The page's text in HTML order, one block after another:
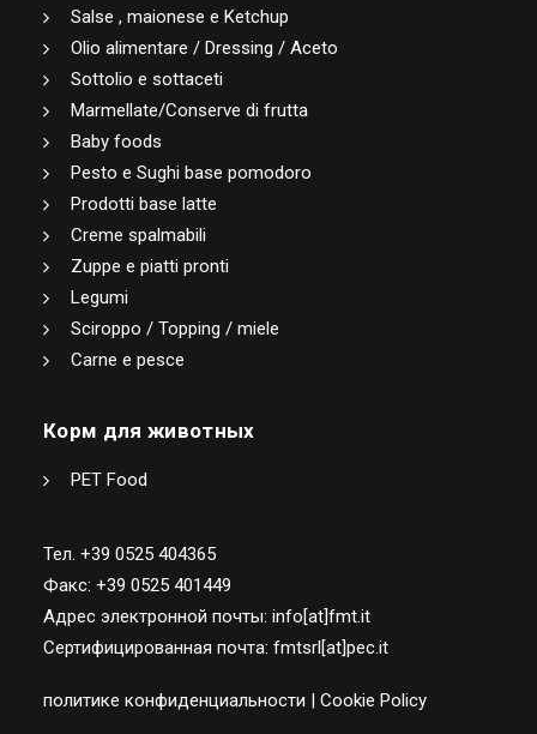
Salse , maionese e Ketchup
Olio alimentare / Dressing / Aceto
Sottolio e sottaceti
Marmellate/Conserve di frutta
Baby foods
Pesto e Sughi base pomodoro
Prodotti base latte
Creme spalmabili
Zuppe e piatti pronti
Legumi
Sciroppo / Topping / miele
Carne e pesce
Корм для животных
PET Food
Тел. +39 0525 404365
Факс: +39 0525 401449
Адрес электронной почты: info[at]fmt.it
Сертифицированная почта: fmtsrl[at]pec.it
политике конфиденциальности | Cookie Policy